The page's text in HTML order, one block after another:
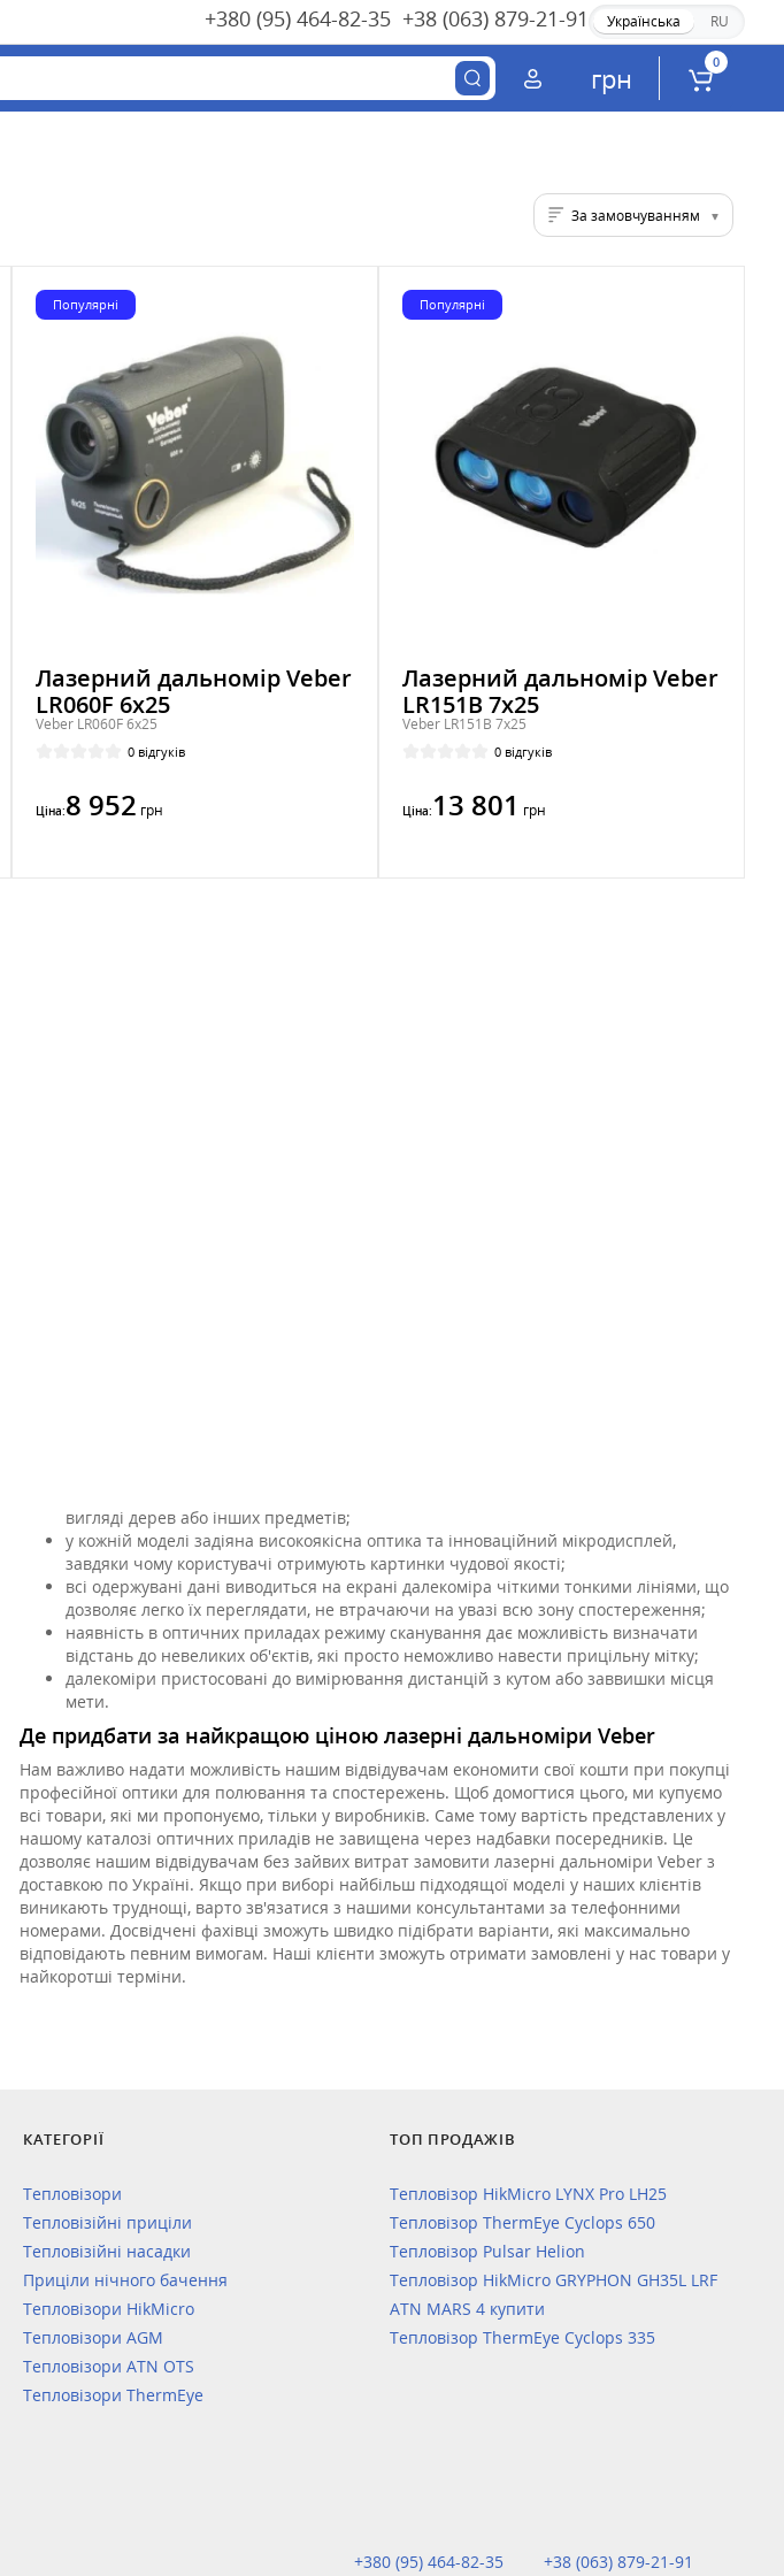
Українська RU
+380 (95) 464-82-35 +38 (063) 879-21-91
грн 0
За замовчуванням
Популярні
Лазерний дальномір Veber
LR060F 6x25
Veber LR060F 6x25
0 відгуків
Ціна:8 952 грн
Популярні
Лазерний дальномір Veber
LR151B 7x25
Veber LR151B 7x25
0 відгуків
Ціна: 13 801 грн
вигляді дерев або інших предметів;
у кожній моделі задіяна високоякісна оптика та інноваційний мікродисплей,
завдяки чому користувачі отримують картинки чудової якості;
всі одержувані дані виводиться на екрані далекоміра чіткими тонкими лініями, що
дозволяє легко їх переглядати, не втрачаючи на увазі всю зону спостереження;
наявність в оптичних приладах режиму сканування дає можливість визначати
відстань до невеликих об'єктів, які просто неможливо навести прицільну мітку;
далекоміри пристосовані до вимірювання дистанцій з кутом або заввишки місця
мети.
Де придбати за найкращою ціною лазерні дальноміри Veber
Нам важливо надати можливість нашим відвідувачам економити свої кошти при покупці
професійної оптики для полювання та спостережень. Щоб домогтися цього, ми купуємо
всі товари, які ми пропонуємо, тільки у виробників. Саме тому вартість представлених у
нашому каталозі оптичних приладів не завищена через надбавки посередників. Це
дозволяє нашим відвідувачам без зайвих витрат замовити лазерні дальноміри Veber з
доставкою по Україні. Якщо при виборі найбільш підходящої моделі у наших клієнтів
виникають труднощі, варто зв'язатися з нашими консультантами за телефонними
номерами. Досвідчені фахівці зможуть швидко підібрати варіанти, які максимально
відповідають певним вимогам. Наші клієнти зможуть отримати замовлені у нас товари у
найкоротші терміни.
КАТЕГОРІЇ
Тепловізори
Тепловізійні приціли
Тепловізійні насадки
Приціли нічного бачення
Тепловізори HikMicro
Тепловізори AGM
Тепловізори ATN OTS
Тепловізори ThermEye
ТОП ПРОДАЖІВ
Тепловізор HikMicro LYNX Pro LH25
Тепловізор ThermEye Cyclops 650
Тепловізор Pulsar Helion
Тепловізор HikMicro GRYPHON GH35L LRF
ATN MARS 4 купити
Тепловізор ThermEye Cyclops 335
+380 (95) 464-82-35 +38 (063) 879-21-91